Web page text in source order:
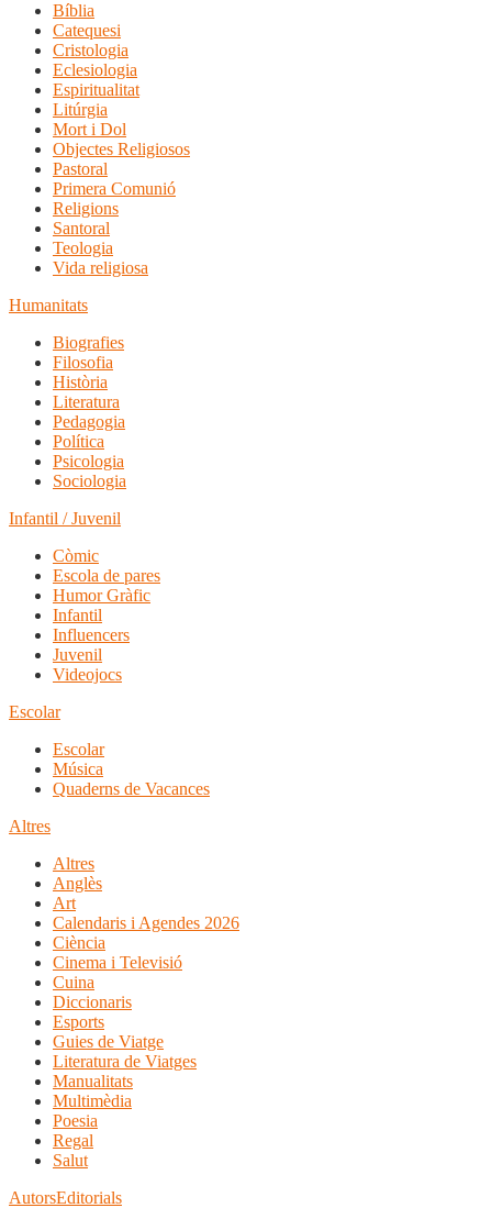
Bíblia
Catequesi
Cristologia
Eclesiologia
Espiritualitat
Litúrgia
Mort i Dol
Objectes Religiosos
Pastoral
Primera Comunió
Religions
Santoral
Teologia
Vida religiosa
Humanitats
Biografies
Filosofia
Història
Literatura
Pedagogia
Política
Psicologia
Sociologia
Infantil / Juvenil
Còmic
Escola de pares
Humor Gràfic
Infantil
Influencers
Juvenil
Videojocs
Escolar
Escolar
Música
Quaderns de Vacances
Altres
Altres
Anglès
Art
Calendaris i Agendes 2026
Ciència
Cinema i Televisió
Cuina
Diccionaris
Esports
Guies de Viatge
Literatura de Viatges
Manualitats
Multimèdia
Poesia
Regal
Salut
AutorsEditorials